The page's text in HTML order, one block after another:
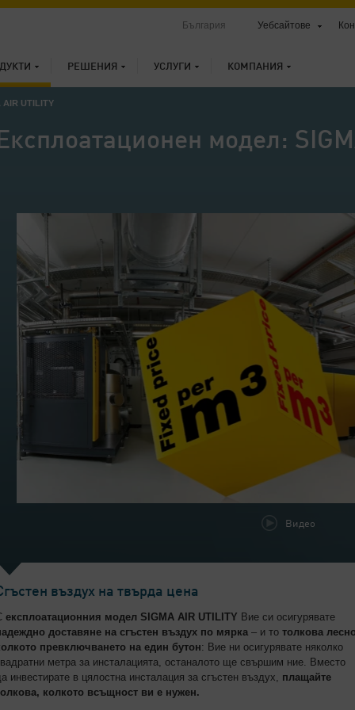
РЕШЕНИЯ УСЛУГИ КОМПАНИЯ
България Уебсайтове
UTILITY
модел:
Видео
въздух на твърда цена
експлоатационния модел SIGMA AIR UTILITY Вие си осигурявате
доставяне на сгъстен въздух по мярка – и то толкова
превключването на един бутон: Вие ни осигурявате няколко
метра за инсталацията, останалото ще свършим ние. Вместо
инвестирате в цялостна инсталация за сгъстен въздух, плащайте
колкото всъщност ви е нужен.